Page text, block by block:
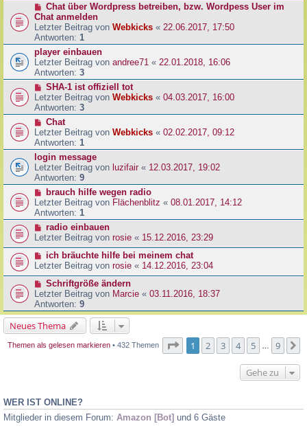
Chat über Wordpress betreiben, bzw. Wordpess User im
Chat anmelden
Letzter Beitrag von Webkicks « 22.06.2017, 17:50
Antworten: 1
player einbauen
Letzter Beitrag von andree71 « 22.01.2018, 16:06
Antworten: 3
SHA-1 ist offiziell tot
Letzter Beitrag von Webkicks « 04.03.2017, 16:00
Antworten: 3
Chat
Letzter Beitrag von Webkicks « 02.02.2017, 09:12
Antworten: 1
login message
Letzter Beitrag von luzifair « 12.03.2017, 19:02
Antworten: 9
brauch hilfe wegen radio
Letzter Beitrag von Flächenblitz « 08.01.2017, 14:12
Antworten: 1
radio einbauen
Letzter Beitrag von rosie « 15.12.2016, 23:29
ich bräuchte hilfe bei meinem chat
Letzter Beitrag von rosie « 14.12.2016, 23:04
Schriftgröße ändern
Letzter Beitrag von Marcie « 03.11.2016, 18:37
Antworten: 9
Neues Thema
Themen als gelesen markieren• 432 Themen Seite von
1 2 3 4 5 9
Gehe zu
WER IST ONLINE?
Mitglieder in diesem Forum: Amazon [Bot] und 6 Gäste